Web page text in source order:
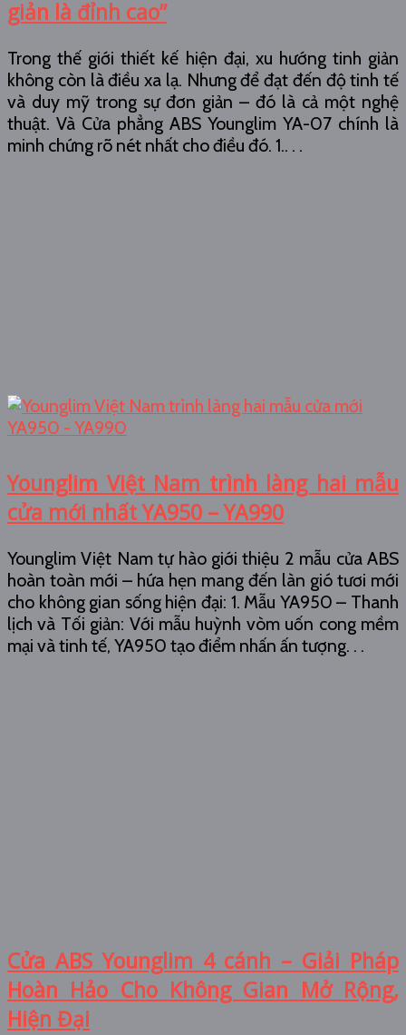
giản là đỉnh cao”
Trong thế giới thiết kế hiện đại, xu hướng tinh giản
không còn là điều xa lạ. Nhưng để đạt đến độ tinh tế
và duy mỹ trong sự đơn giản – đó là cả một nghệ
thuật. Và Cửa phẳng ABS Younglim YA-07 chính là
minh chứng rõ nét nhất cho điều đó. 1.. . .
Younglim Việt Nam trình làng hai mẫu
cửa mới nhất YA950 – YA990
Younglim Việt Nam tự hào giới thiệu 2 mẫu cửa ABS
hoàn toàn mới – hứa hẹn mang đến làn gió tươi mới
cho không gian sống hiện đại: 1. Mẫu YA950 – Thanh
lịch và Tối giản: Với mẫu huỳnh vòm uốn cong mềm
mại và tinh tế, YA950 tạo điểm nhấn ấn tượng. . .
Cửa ABS Younglim 4 cánh – Giải Pháp
Hoàn Hảo Cho Không Gian Mở Rộng,
Hiện Đại